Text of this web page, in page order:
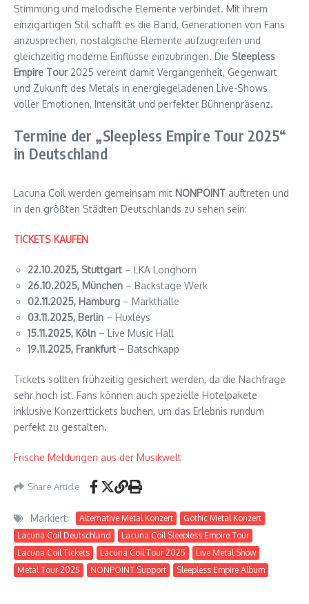
Stimmung und melodische Elemente verbindet. Mit ihrem
einzigartigen Stil schafft es die Band, Generationen von Fans
anzusprechen, nostalgische Elemente aufzugreifen und
gleichzeitig moderne Einflüsse einzubringen. Die Sleepless
Empire Tour2025 vereint damit Vergangenheit, Gegenwart
und Zukunft des Metals in energiegeladenen Live-Shows
voller Emotionen, Intensität und perfekter Bühnenpräsenz.
Termine der „Sleepless Empire Tour 2025“
in Deutschland
Lacuna Coil werden gemeinsam mit NONPOINT auftreten und
in den größten Städten Deutschlands zu sehen sein:
TICKETS KAUFEN
22.10.2025, Stuttgart – LKA Longhorn
26.10.2025, München – Backstage Werk
02.11.2025, Hamburg – Markthalle
03.11.2025, Berlin – Huxleys
15.11.2025, Köln – Live Music Hall
19.11.2025, Frankfurt – Batschkapp
Tickets sollten frühzeitig gesichert werden, da die Nachfrage
sehr hoch ist. Fans können auch spezielle Hotelpakete
inklusive Konzerttickets buchen, um das Erlebnis rundum
perfekt zu gestalten.
Frische Meldungen aus der Musikwelt
Share Article
Markiert: Alternative Metal Konzert
Gothic Metal Konzert
Lacuna Coil Deutschland
Lacuna Coil Sleepless Empire Tour
Lacuna Coil Tickets
Lacuna Coil Tour 2025
Live Metal Show
Metal Tour 2025
NONPOINT Support Sleepless Empire Album